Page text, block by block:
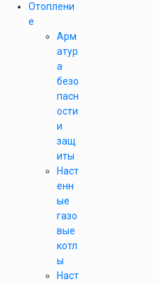
Отоплени
е
Арм
атур
а
безо
пасн
ости
и
защ
иты
Наст
енн
ые
газо
вые
котл
ы
Наст